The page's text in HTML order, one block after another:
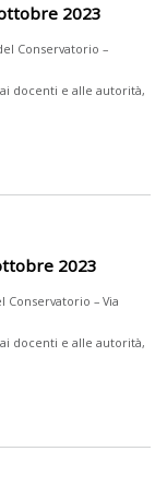
2023
Conservatorio –
docenti e alle autorità,
2023
– Via
docenti e alle autorità,